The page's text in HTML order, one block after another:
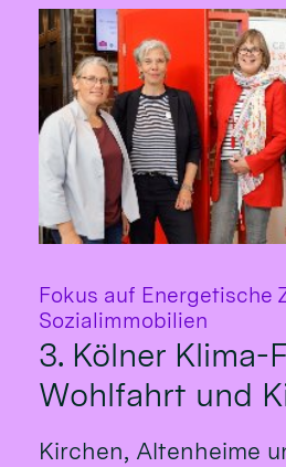
Fokus auf Energetische
Sozialimmobilien
3. Kölner Klima-
Wohlfahrt und
Kirchen, Altenheime